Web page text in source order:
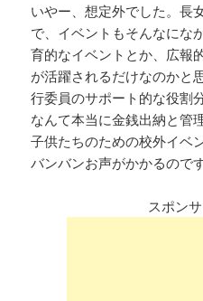
いやー、想定外でした。長
で、イベントもそんなにな
育的なイベントとか、広報
が活躍されるだけなのかと
行委員のサポート的な役割
なんて本当に金銭出納と管
子供たちのための校外イベ
バンバンお声がかかるのです
スポン